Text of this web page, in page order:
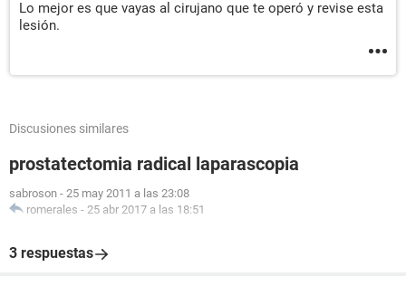
Lo mejor es que vayas al cirujano que te operó y revise esta
lesión.
Discusiones similares
prostatectomia radical laparascopia
sabroson - 25 may 2011 a las 23:08
romerales - 25 abr 2017 a las 18:51
3 respuestas